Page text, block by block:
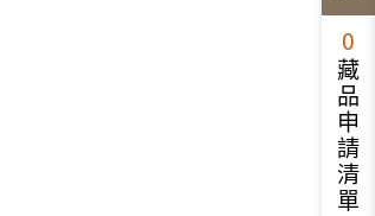
0
藏品申請清單